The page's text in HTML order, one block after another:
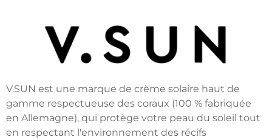
V.SUN est une marque de crème solaire haut de
gamme respectueuse des coraux (100 % fabriquée
en Allemagne), qui protège votre peau du soleil tout
en respectant l'environnement des récifs